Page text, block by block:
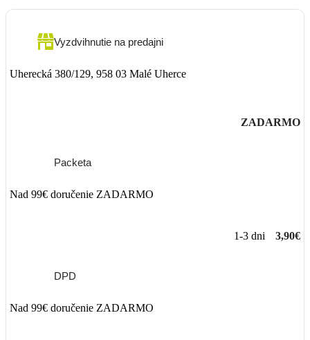
Vyzdvihnutie na predajni
Uherecká 380/129, 958 03 Malé Uherce
ZADARMO
Packeta
Nad 99€ doručenie ZADARMO
1-3 dni 3,90€
DPD
Nad 99€ doručenie ZADARMO